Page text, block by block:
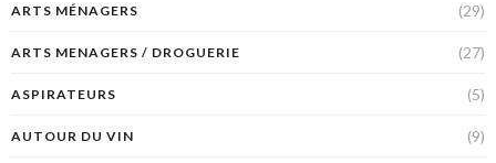
ARTS MÉNAGERS (29)
ARTS MENAGERS / DROGUERIE (27)
ASPIRATEURS (5)
AUTOUR DU VIN (9)